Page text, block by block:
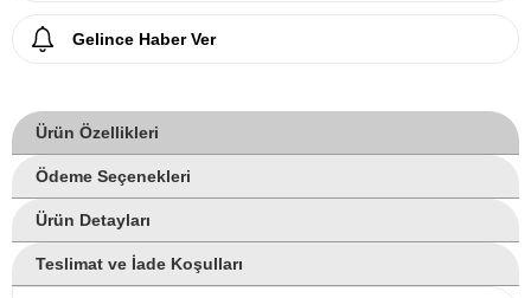
Gelince Haber Ver
Ürün Özellikleri
Ödeme Seçenekleri
Ürün Detayları
Teslimat ve İade Koşulları